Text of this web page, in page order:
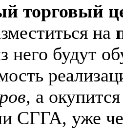
торговый
на
него будут
, а
СГГА, уже